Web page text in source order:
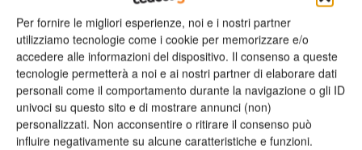
Per fornire le migliori esperienze, noi e i nostri partner
utilizziamo tecnologie come i cookie per memorizzare e/o
accedere alle informazioni del dispositivo. Il consenso a queste
tecnologie permetterà a noi e ai nostri partner di elaborare dati
personali come il comportamento durante la navigazione o gli ID
univoci su questo sito e di mostrare annunci (non)
personalizzati. Non acconsentire o ritirare il consenso può
influire negativamente su alcune caratteristiche e funzioni.
informazioni di dettaglio di un soggetto simile. Più il soggetto
ripreso è piccolo nella realtà e maggiore sarà la propensione
all’aspettativa di dettaglio.
Al contrario un panorama, per quanto anch’esso non privo di
microdettaglio, lo si osserva da distante con il sistema visivo